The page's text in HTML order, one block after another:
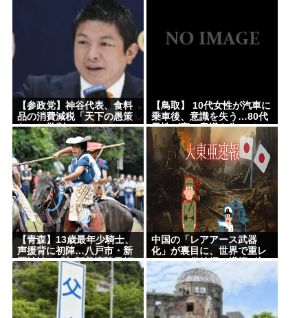
【衝撃】中国製ルーター20機種にバックドア発見！
ネットに繋ぐだけで35秒ごとに中国のサーバーと通
【正論】岡田斗司夫「人間の本音としてブサイクを
見たら不愉快になる。この責任をどうとるんだ」
コロナ禍における「GOTOトラベル」「全国旅行支
援」の思い出🥺
【土用丑の日に食中毒】ドン・キホーテ出店の露店
で「うなぎの蒲焼」食べ14人が発熱や下痢
おまえらが今までに使った事がある【ズル休み】の
理由
Powered by livedoor 相互RSS
【参政党】神谷代表、食料
品の消費減税「天下の愚策
だ」と批判
【鳥取】 10代女性が汽車に
乗車後、意識を失う…80代
男性が家で意識を失ってい
るのを友人に発見され重
症…40代男性が屋外の仕事
場で作業中に頭痛・嘔気…
熱中症疑いの救急搬送相次
ぐ
【青森】13歳最年少騎士、
声援背に初陣…八戸市・新
羅神社で「加賀美流騎馬打
毬」 イスラエルから訪れて
いたダニエルさん「興奮し
た」
中国の「レアアース武器
化」が裏目に、世界で重レ
アアース供給網の構築が加
速